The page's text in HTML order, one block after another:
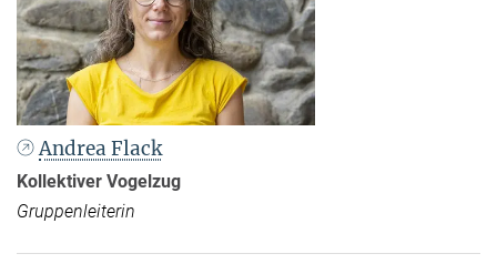
Andrea Flack
Kollektiver Vogelzug
Gruppenleiterin